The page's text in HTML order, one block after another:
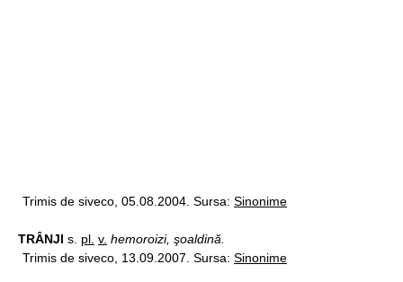
Trimis de siveco, 05.08.2004. Sursa: Sinonime
TRÂNJI s. pl. v. hemoroizi, şoaldină.
Trimis de siveco, 13.09.2007. Sursa: Sinonime